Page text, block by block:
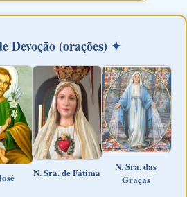
Devoção (orações) ✦
N. Sra. de Fátima
N. Sra. das
Graças